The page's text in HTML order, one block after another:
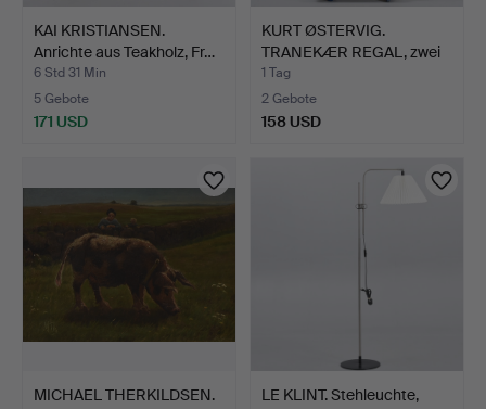
KAI KRISTIANSEN.
Anrichte aus Teakholz, Fr…
6 Std 31 Min
5 Gebote
171 USD
KURT ØSTERVIG.
TRANEKÆR REGAL, zwei
Regalm…
1 Tag
2 Gebote
158 USD
MICHAEL THERKILDSEN.
LE KLINT. Stehleuchte,